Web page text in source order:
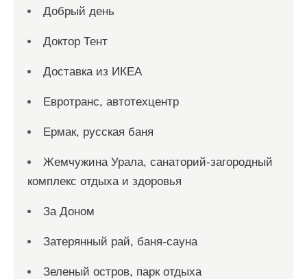
Добрый день
Доктор Тент
Доставка из ИКЕА
Евротранс, автотехцентр
Ермак, русская баня
Жемчужина Урала, санаторий-загородный
комплекс отдыха и здоровья
За Доном
Затерянный рай, баня-сауна
Зеленый остров, парк отдыха